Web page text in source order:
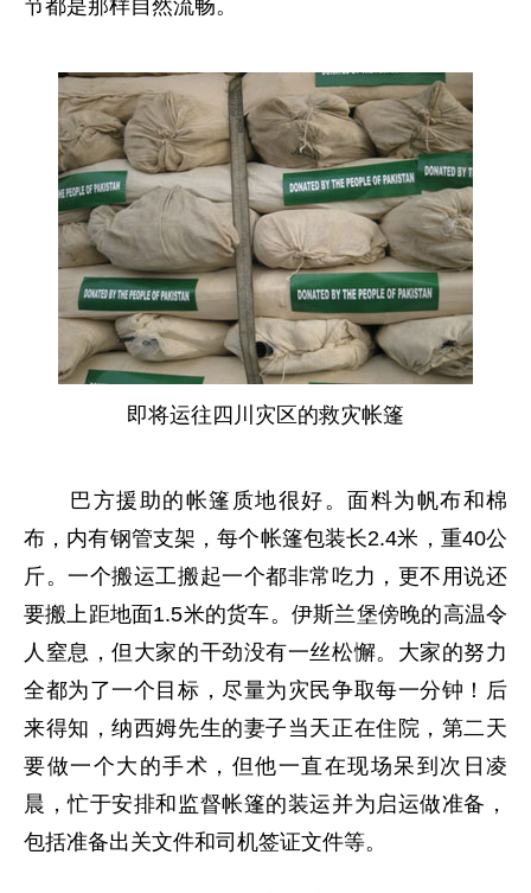
节都是那样自然流畅。
即将运往四川灾区的救灾帐篷
巴方援助的帐篷质地很好。面料为帆布和棉
布，内有钢管支架，每个帐篷包装长2.4米，重40公
斤。一个搬运工搬起一个都非常吃力，更不用说还
要搬上距地面1.5米的货车。伊斯兰堡傍晚的高温令
人窒息，但大家的干劲没有一丝松懈。大家的努力
全都为了一个目标，尽量为灾民争取每一分钟！后
来得知，纳西姆先生的妻子当天正在住院，第二天
要做一个大的手术，但他一直在现场呆到次日凌
晨，忙于安排和监督帐篷的装运并为启运做准备，
包括准备出关文件和司机签证文件等。